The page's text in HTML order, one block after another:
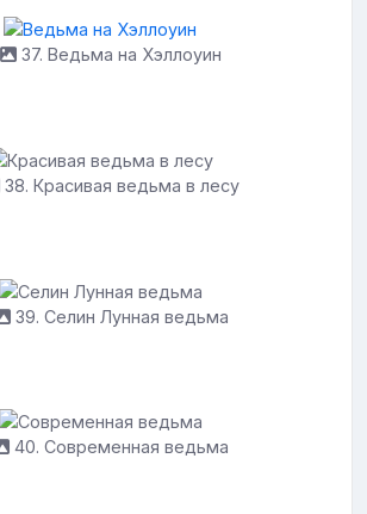
37. Ведьма на Хэллоуин
38. Красивая ведьма в лесу
39. Селин Лунная ведьма
40. Современная ведьма